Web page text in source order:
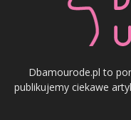
Dbamourode.pl to
publikujemy ciekawe